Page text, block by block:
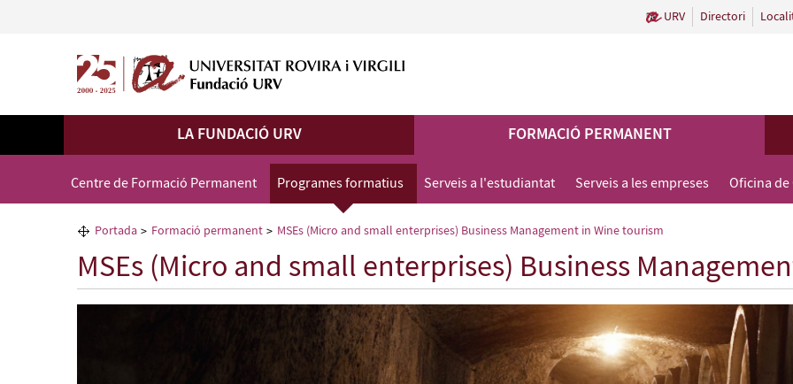
URV Directori
LA FUNDACIÓ URV FORMACIÓ PERMANENT
Centre de Formació Permanent Programes formatius Serveis a l'estudiantat Serveis a les empreses Oficina de
Portada Formació permanent MSEs (Micro and small enterprises) Business Management in Wine tourism
MSEs (Micro and small enterprises) Business